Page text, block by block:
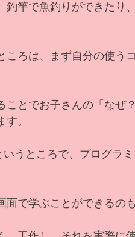
釣竿で魚釣りができたり
ころは、まず自分の使う
ことでお子さんの「なぜ
。
いうところで、プログラ
で学ぶことができるのも